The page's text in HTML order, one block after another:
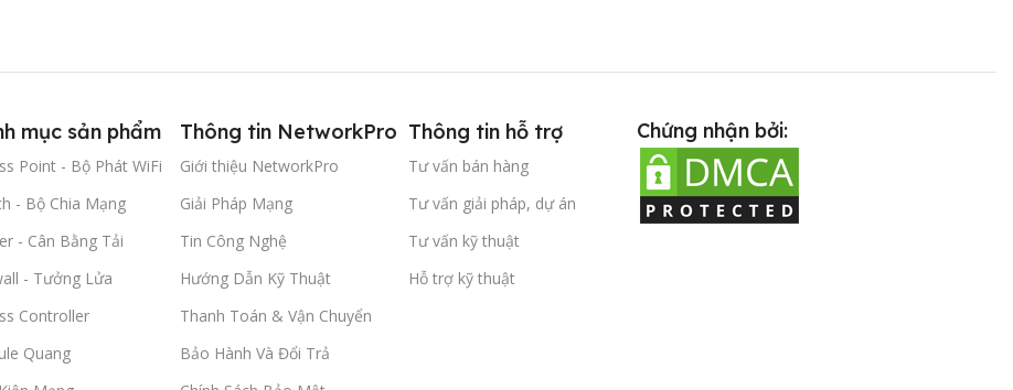
mục sản phẩm
Point - Bộ Phát WiFi
- Bộ Chia Mạng
- Cân Bằng Tải
- Tưởng Lửa
Controller
Quang
Thông tin NetworkPro
Giới thiệu NetworkPro
Giải Pháp Mạng
Tin Công Nghệ
Hướng Dẫn Kỹ Thuật
Thanh Toán & Vận Chuyển
Bảo Hành Và Đổi Trả
Thông tin hỗ trợ
Tư vấn bán hàng
Tư vấn giải pháp, dự án
Tư vấn kỹ thuật
Hỗ trợ kỹ thuật
Chứng nhận bởi: